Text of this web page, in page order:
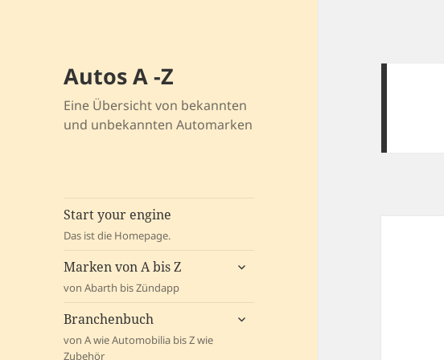
Autos A -Z
Eine Übersicht von bekannten
und unbekannten Automarken
Start your engine
Das ist die Homepage.
Marken von A bis Z
von Abarth bis Zündapp
untermenü
Branchenbuch
von A wie Automobilia bis Z wie
Zubehör
untermenü